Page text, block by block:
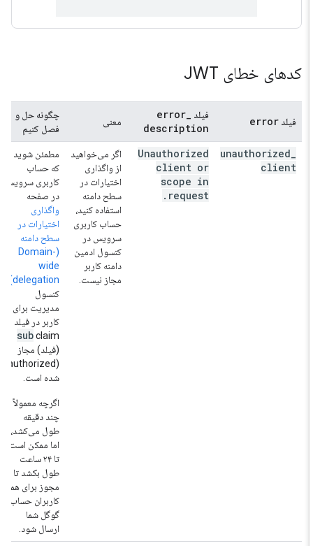
کدهای خطای JWT
فیلدerror فیلد error
_
description
معنی
چگونه حل و
فصل کنیم
unauthorized
client
Unauthorized
client or
scope in
request
.
اگر می‌خواهید
از واگذاری
اختیارات در
سطح دامنه
استفاده کنید،
حساب کاربری
سرویس در
کنسول ادمین
دامنه کاربر
مجاز نیست.
مطمئن شوید
که حساب
کاربری سرویس
در صفحه
واگذاری
اختیارات در
سطح دامنه
(Domain-
wide
delegation)
کنسول
مدیریت برای
کاربر در فیلد
subclaim
(فیلد) مجاز
(authorized)
شده است.
اگرچه معمولاً
چند دقیقه
طول می‌کشد،
اما ممکن است
تا ۲۴ ساعت
طول بکشد تا
مجوز برای همه
کاربران حساب
گوگل شما
ارسال شود.